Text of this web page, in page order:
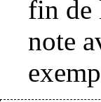
fin de
note